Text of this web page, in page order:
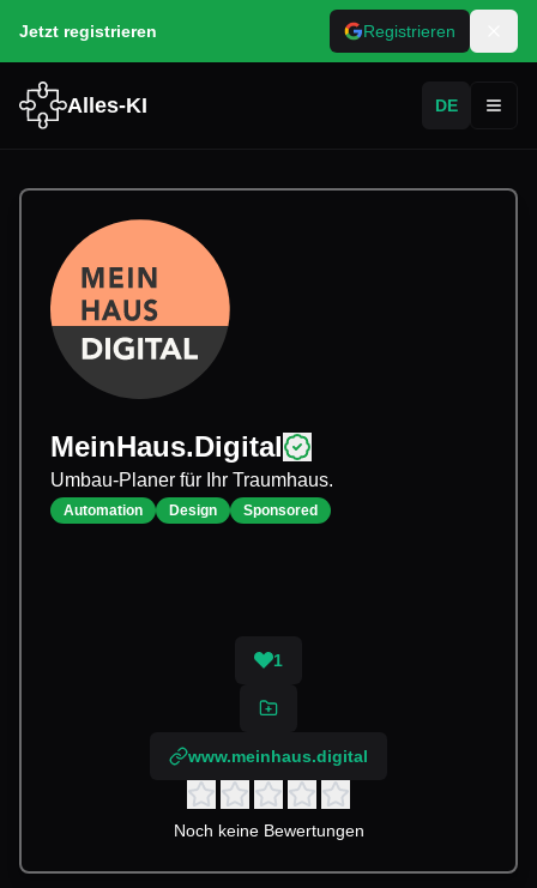
Jetzt registrieren Registrieren
Alles-KI DE
MeinHaus.Digital
Umbau-Planer für Ihr Traumhaus.
Automation Design Sponsored
1
www.meinhaus.digital
Noch keine Bewertungen